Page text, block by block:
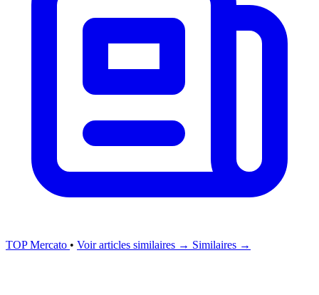
TOP Mercato • Voir articles similaires → Similaires →